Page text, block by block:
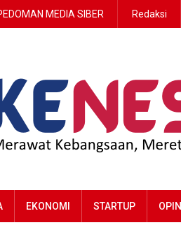
MEDIA SIBER Redaksi
EKONOMI STARTUP OPINI